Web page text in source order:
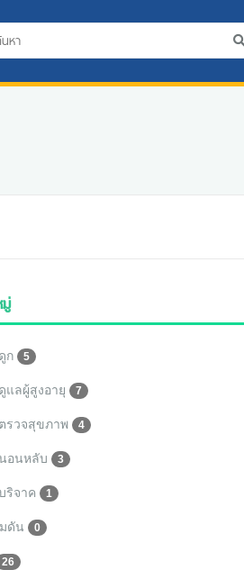
ก 5
แลผู้สูงอายุ 7
รวจสุขภาพ 4
อนหลับ 3
ริจาค 1
ดัน 0
26